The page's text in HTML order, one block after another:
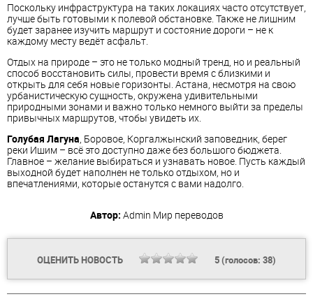
Поскольку инфраструктура на таких локациях часто отсутствует,
лучше быть готовыми к полевой обстановке. Также не лишним
будет заранее изучить маршрут и состояние дороги – не к
каждому месту ведёт асфальт.
Отдых на природе – это не только модный тренд, но и реальный
способ восстановить силы, провести время с близкими и
открыть для себя новые горизонты. Астана, несмотря на свою
урбанистическую сущность, окружена удивительными
природными зонами и важно только немного выйти за пределы
привычных маршрутов, чтобы увидеть их.
Голубая Лагуна, Боровое, Коргалжынский заповедник, берег
реки Ишим – всё это доступно даже без большого бюджета.
Главное – желание выбираться и узнавать новое. Пусть каждый
выходной будет наполнен не только отдыхом, но и
впечатлениями, которые останутся с вами надолго.
Автор: Admin Мир переводов
ОЦЕНИТЬ НОВОСТЬ 5(голосов: 38)